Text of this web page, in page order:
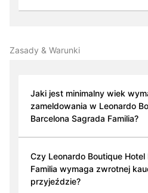
Zasady & Warunki
Jaki jest minimalny wiek
zameldowania w Leonardo
Barcelona Sagrada Familia?
Czy Leonardo Boutique Hotel
Familia wymaga zwrotnej
przyjeździe?